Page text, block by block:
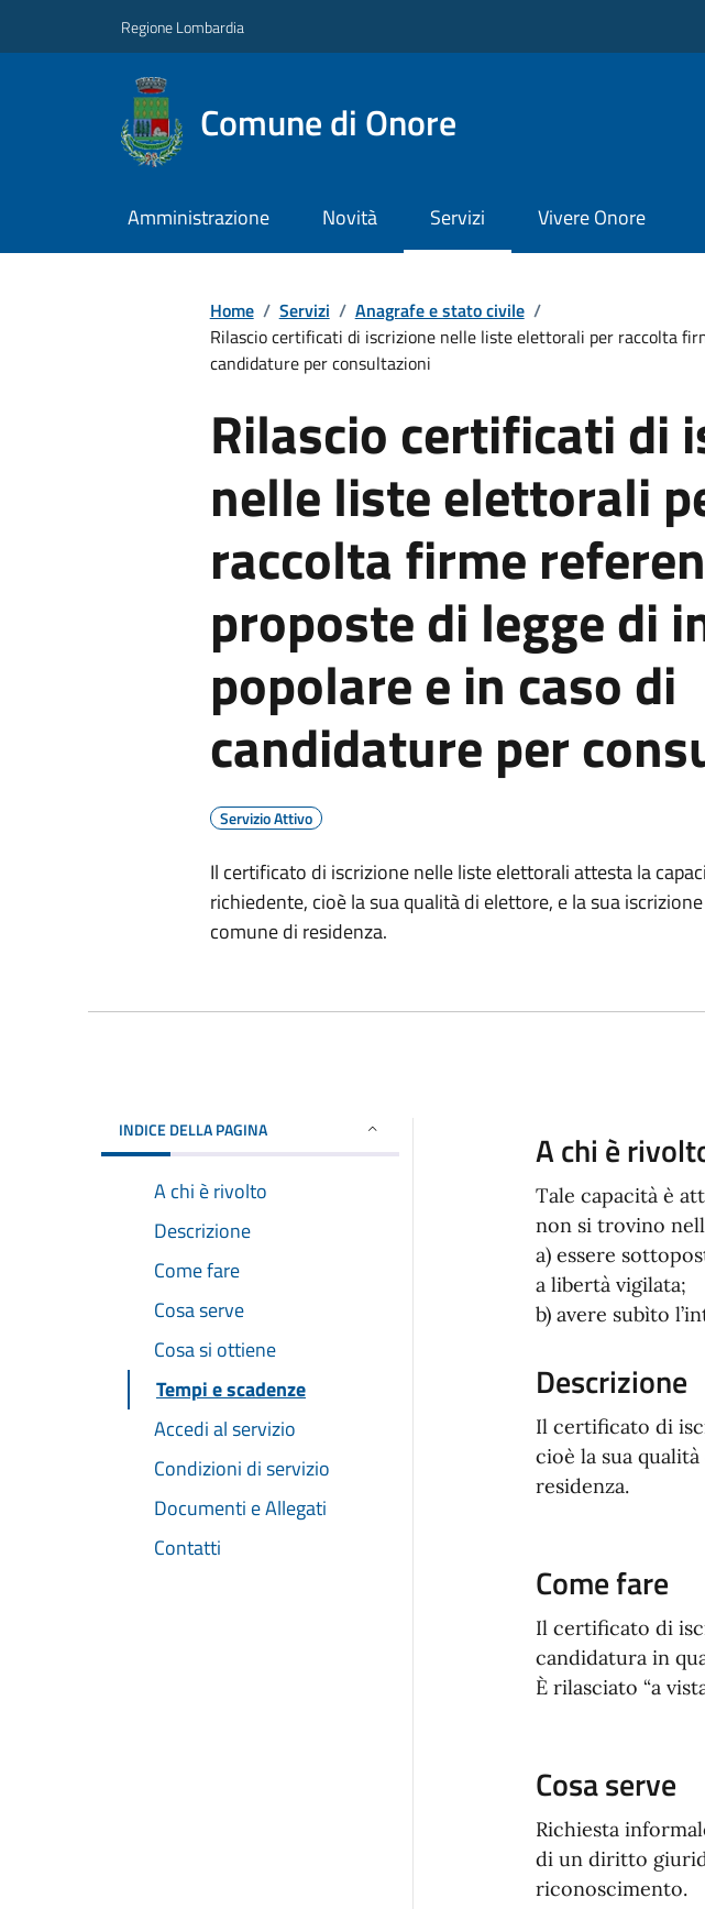
Regione Lombardia
Comune di Onore
Amministrazione Novità Servizi Vivere Onore
Home / Servizi / Anagrafe e stato civile /
Rilascio certificati di iscrizione nelle liste elettorali per raccolta
candidature per consultazioni
Rilascio certificati di
nelle liste elettorali
raccolta firme
proposte di legge di
popolare e in caso di
candidature per
Servizio Attivo
Il certificato di iscrizione nelle liste elettorali attesta la
richiedente, cioè la sua qualità di elettore, e la sua
comune di residenza.
INDICE DELLA PAGINA
A chi è rivolto
Descrizione
Come fare
Cosa serve
Cosa si ottiene
Tempi e scadenze
Accedi al servizio
Condizioni di servizio
Documenti e Allegati
Contatti
A chi è
Tale capacità è
non si trovino
a) essere
a libertà vigilata;
b) avere subìto
Descrizione
Il certificato di
cioè la sua
residenza.
Come fare
Il certificato di
candidatura in
È rilasciato “a
Cosa serve
Richiesta
di un diritto
riconoscimento.